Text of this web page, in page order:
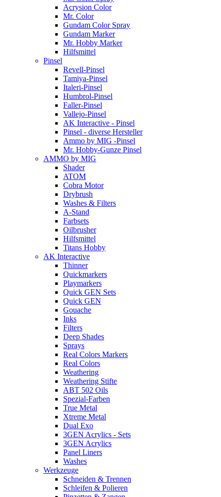
Acrysion Color
Mr. Color
Gundam Color Spray
Gundam Marker
Mr. Hobby Marker
Hilfsmittel
Pinsel
Revell-Pinsel
Tamiya-Pinsel
Italeri-Pinsel
Humbrol-Pinsel
Faller-Pinsel
Vallejo-Pinsel
AK Interactive - Pinsel
Pinsel - diverse Hersteller
Ammo by MIG -Pinsel
Mr. Hobby-Gunze Pinsel
AMMO by MIG
Shader
ATOM
Cobra Motor
Drybrush
Washes & Filters
A-Stand
Farbsets
Oilbrusher
Hilfsmittel
Titans Hobby
AK Interactive
Thinner
Quickmarkers
Playmarkers
Quick GEN Sets
Quick GEN
Gouache
Inks
Filters
Deep Shades
Sprays
Real Colors Markers
Real Colors
Weathering
Weathering Stifte
ABT 502 Oils
Spezial-Farben
True Metal
Xtreme Metal
Dual Exo
3GEN Acrylics - Sets
3GEN Acrylics
Panel Liners
Washes
Werkzeuge
Schneiden & Trennen
Schleifen & Polieren